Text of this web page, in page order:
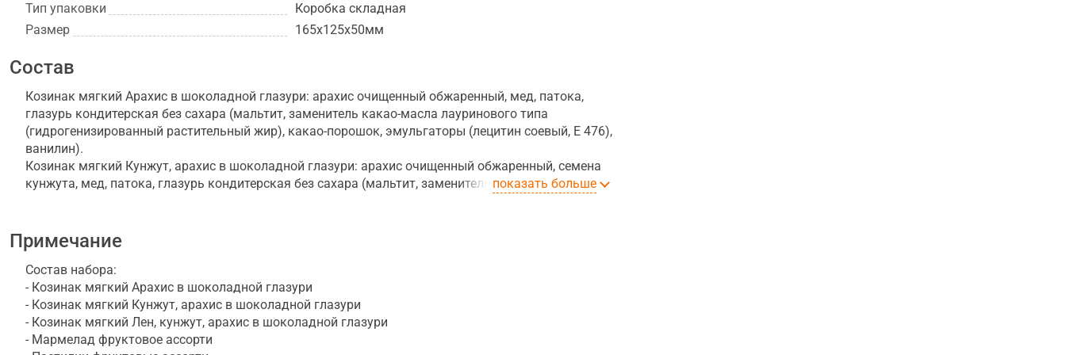
Тип упаковки
Коробка складная
Размер
165х125х50мм
Состав
Козинак мягкий Арахис в шоколадной глазури: арахис очищенный обжаренный, мед, патока,
глазурь кондитерская без сахара (мальтит, заменитель какао-масла лауринового типа
(гидрогенизированный растительный жир), какао-порошок, эмульгаторы (лецитин соевый, Е 476),
ванилин).
Козинак мягкий Кунжут, арахис в шоколадной глазури: арахис очищенный обжаренный, семена
кунжута, мед, патока, глазурь кондитерская без сахара (мальтит, заменитель какао-масла
Козинак мягкий Лен, кунжут, арахис в шоколадной глазури: арахис очищенный обжаренный,
семена кунжута, семена льна, мед, патока, глазурь кондитерская без сахара (мальтит,
заменитель какао-масла лауринового типа (гидрогенизированный растительный жир), какао-
порошок, эмульгаторы (лецитин соевый, Е 476), ванилин).
Мармелад фруктовое ассорти: патока крахмальная, фруктоза, пектин, стружка кокосовая,
лимонная кислота, красители натуральные: хлорофилл, бета-каротин, антоциан, ароматизаторы
натуральные: яблоко, вишня, абрикос.
показать больше
Примечание
Состав набора:
- Козинак мягкий Арахис в шоколадной глазури
- Козинак мягкий Кунжут, арахис в шоколадной глазури
- Козинак мягкий Лен, кунжут, арахис в шоколадной глазури
- Мармелад фруктовое ассорти